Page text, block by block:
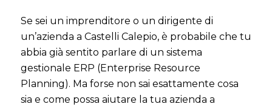
Se sei un imprenditore o un dirigente di
un’azienda a Castelli Calepio, è probabile che tu
abbia già sentito parlare di un sistema
gestionale ERP (Enterprise Resource
Planning). Ma forse non sai esattamente cosa
sia e come possa aiutare la tua azienda a